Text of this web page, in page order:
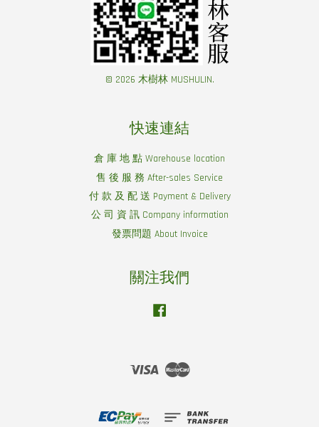
© 2026 木樹林 MUSHULIN.
快速連結
倉 庫 地 點 Warehouse location
售 後 服 務 After-sales Service
付 款 及 配 送 Payment & Delivery
公 司 資 訊 Company information
發票問題 About Invoice
關注我們
Visa Master